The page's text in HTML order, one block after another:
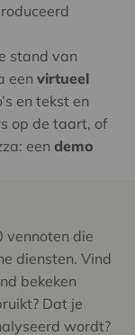
stand van
een virtueel
en tekst en
op de taart, of
een demo
vennoten die
diensten. Vind
bekeken
Dat je
wordt?